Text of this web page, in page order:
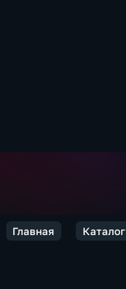
Главная Каталог